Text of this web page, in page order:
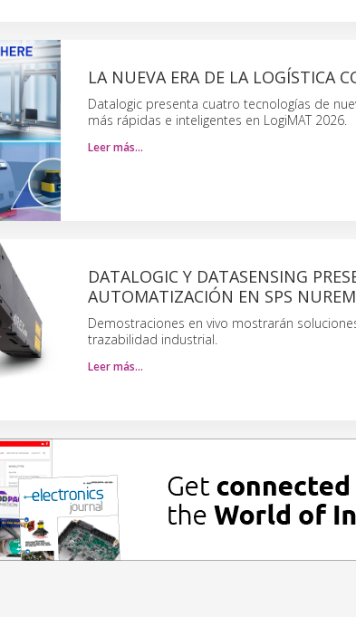
LA NUEVA ERA DE LA LOGÍSTICA
Datalogic presenta cuatro tecnologías de
más rápidas e inteligentes en LogiMAT 2026.
Leer más…
DATALOGIC Y DATASENSING
AUTOMATIZACIÓN EN SPS
Demostraciones en vivo mostrarán
trazabilidad industrial.
Leer más…